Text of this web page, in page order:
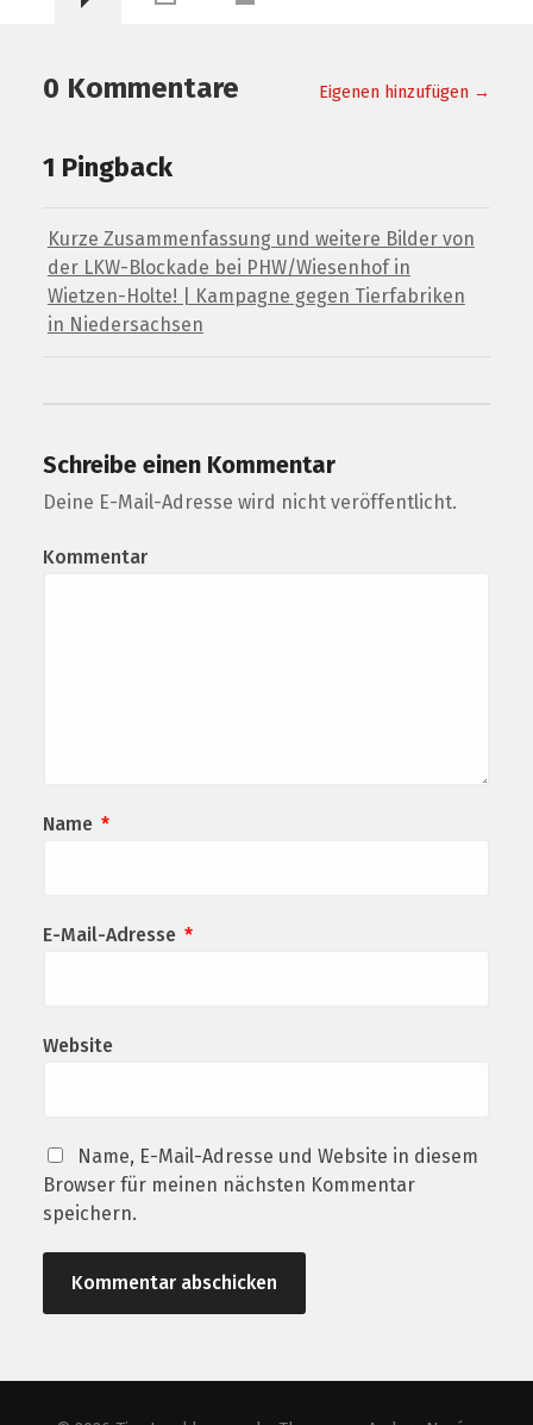
0 Kommentare Eigenen hinzufügen →
1 Pingback
Kurze Zusammenfassung und weitere Bilder von
der LKW-Blockade bei PHW/Wiesenhof in
Wietzen-Holte! | Kampagne gegen Tierfabriken
in Niedersachsen
Schreibe einen Kommentar
Deine E-Mail-Adresse wird nicht veröffentlicht.
Kommentar
Name *
E-Mail-Adresse *
Website
Name, E-Mail-Adresse und Website in diesem
Browser für meinen nächsten Kommentar
speichern.